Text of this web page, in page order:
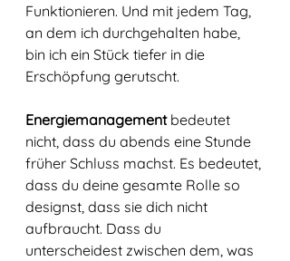
Funktionieren. Und mit jedem Tag,
an dem ich durchgehalten habe,
bin ich ein Stück tiefer in die
Erschöpfung gerutscht.
Energiemanagement bedeutet
nicht, dass du abends eine Stunde
früher Schluss machst. Es bedeutet,
dass du deine gesamte Rolle so
designst, dass sie dich nicht
aufbraucht. Dass du
unterscheidest zwischen dem, was